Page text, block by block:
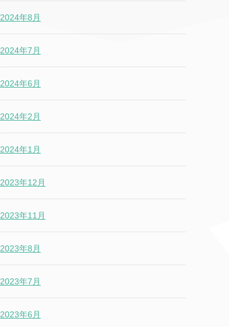
2024年8月
2024年7月
2024年6月
2024年2月
2024年1月
2023年12月
2023年11月
2023年8月
2023年7月
2023年6月